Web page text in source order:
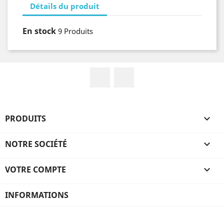
Détails du produit
En stock 9 Produits
PRODUITS 
NOTRE SOCIÉTÉ 
VOTRE COMPTE 
INFORMATIONS